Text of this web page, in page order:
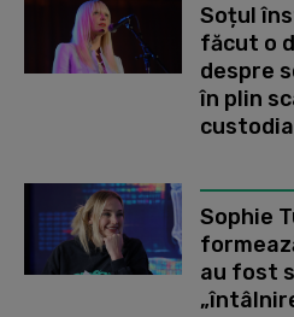
Soțul
făcut o
despre
în plin
Sophie
au fost